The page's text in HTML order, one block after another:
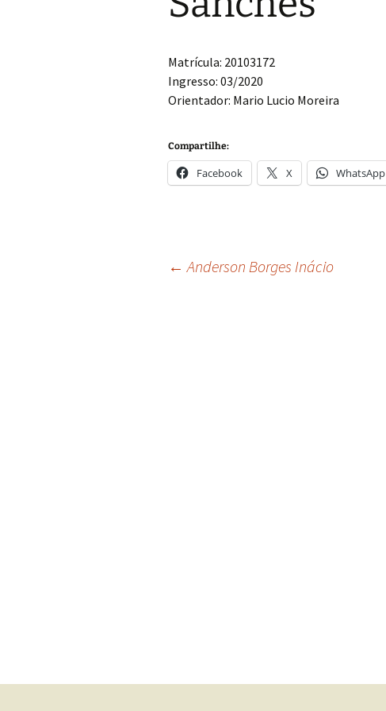
Grupo de Física de
Física da Matéria Mole
Grupo Teórico-
Computacional de
Laboratório de
Supercondutividade e
Magnetismo
Matrícula: 20103172
Ingresso: 03/2020
Orientador: Mario Lucio Moreira
Compartilhe:
Facebook X WhatsApp
Navegação
← Anderson Borges Inácio